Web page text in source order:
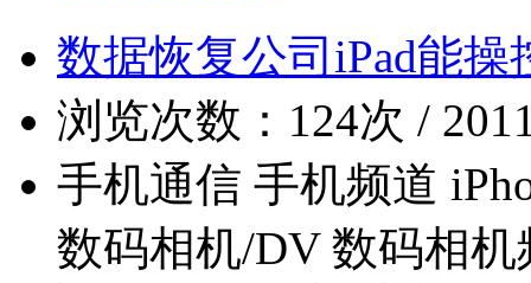
数据恢复公司iPad能
浏览次数：124次 /
手机通信 手机频道
数码相机/DV 数码相